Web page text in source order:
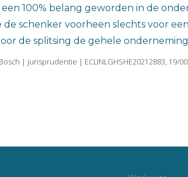
100% belang geworden in de
de schenker voorheen slechts voor
de splitsing de gehele
| jurisprudentie | ECLINLGHSHE20212883, 19/